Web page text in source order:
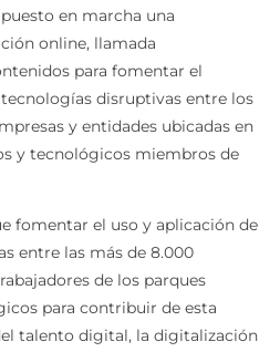
puesto en marcha una
online, llamada
para fomentar el
disruptivas entre los
y entidades ubicadas en
y tecnológicos miembros de
fomentar el uso y aplicación de
entre las más de 8.000
de los parques
para contribuir de esta
talento digital, la digitalización